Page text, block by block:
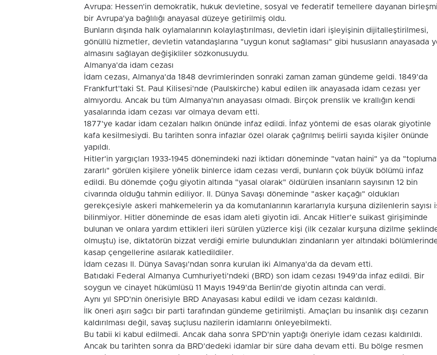
Avrupa: Hessen'in demokratik, hukuk devletine, sosyal ve federatif temellere dayanan
bir Avrupa'ya bağlılığı anayasal düzeye getirilmiş oldu.
Bunların dışında halk oylamalarının kolaylaştırılması, devletin idari işleyişinin dijitalleştirilmesi,
gönüllü hizmetler, devletin vatandaşlarına "uygun konut sağlaması" gibi hususların anayasada
almasını sağlayan değişikliler sözkonusuydu.
Almanya'da idam cezası
İdam cezası, Almanya'da 1848 devrimlerinden sonraki zaman zaman gündeme geldi. 1849'da
Frankfurt'taki St. Paul Kilisesi'nde (Paulskirche) kabul edilen ilk anayasada idam cezası yer
almıyordu. Ancak bu tüm Almanya'nın anayasası olmadı. Birçok prenslik ve krallığın kendi
yasalarında idam cezası var olmaya devam etti.
1877'ye kadar idam cezaları halkın önünde infaz edildi. İnfaz yöntemi de esas olarak giyotinle
kafa kesilmesiydi. Bu tarihten sonra infazlar özel olarak çağrılmış belirli sayıda kişiler önünde
yapıldı.
Hitler'in yargıçları 1933-1945 dönemindeki nazi iktidarı döneminde "vatan haini" ya da "topluma
zararlı" görülen kişilere yönelik binlerce idam cezası verdi, bunların çok büyük bölümü infaz
edildi. Bu dönemde çoğu giyotin altında "yasal olarak" öldürülen insanların sayısının 12 bin
civarında olduğu tahmin ediliyor. II. Dünya Savaşı döneminde "asker kaçağı" oldukları
gerekçesiyle askeri mahkemelerin ya da komutanlarının kararlarıyla kurşuna dizilenlerin sayısı
bilinmiyor. Hitler döneminde de esas idam aleti giyotin idi. Ancak Hitler'e suikast girişiminde
bulunan ve onlara yardım ettikleri ileri sürülen yüzlerce kişi (ilk cezalar kurşuna dizilme
olmuştu) ise, diktatörün bizzat verdiği emirle bulundukları zindanların yer altındaki
kasap çengellerine asılarak katledildiler.
İdam cezası II. Dünya Savaşı'ndan sonra kurulan iki Almanya'da da devam etti.
Batıdaki Federal Almanya Cumhuriyeti'ndeki (BRD) son idam cezası 1949'da infaz edildi. Bir
soygun ve cinayet hükümlüsü 11 Mayıs 1949'da Berlin'de giyotin altında can verdi.
Aynı yıl SPD'nin önerisiyle BRD Anayasası kabul edildi ve idam cezası kaldırıldı.
İlk öneri aşırı sağcı bir parti tarafından gündeme getirilmişti. Amaçları bu insanlık dışı cezanın
kaldırılması değil, savaş suçlusu nazilerin idamlarını önleyebilmekti.
Bu tabii ki kabul edilmedi. Ancak daha sonra SPD'nin yaptığı öneriyle idam cezası kaldırıldı.
Ancak bu tarihten sonra da BRD'dedeki idamlar bir süre daha devam etti. Bu bölge resmen